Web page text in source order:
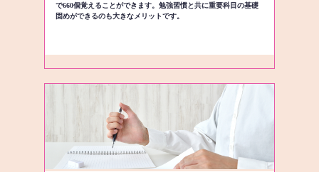
で660個覚えることができます。勉強習慣と共に重要科目の基礎
固めができるのも大きなメリットです。